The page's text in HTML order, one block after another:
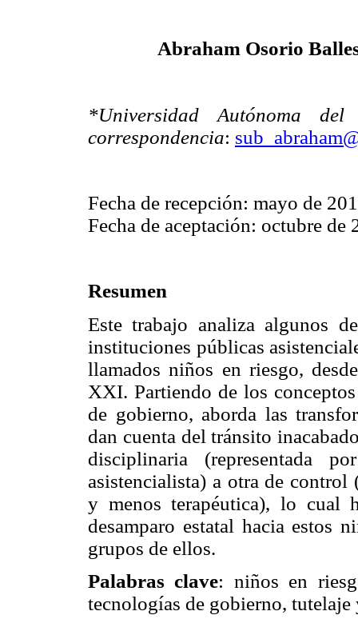
Abraham Osorio
*Universidad Autónoma
correspondencia:
Fecha de recepción: mayo de
Fecha de aceptación: octubre de
Resumen
Este trabajo analiza algunos
instituciones públicas
llamados niños en riesgo,
XXI. Partiendo de los
de gobierno, aborda las
dan cuenta del tránsito
disciplinaria (representada
asistencialista) a otra de control
y menos terapéutica), lo cual
desamparo estatal hacia estos
grupos de ellos.
Palabras clave: niños en
tecnologías de gobierno,